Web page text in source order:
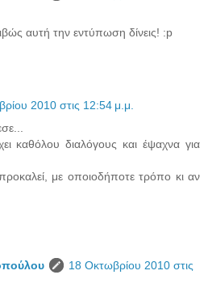
αυτή την εντύπωση δίνεις! :p
2010 στις 12:54 μ.μ.
καθόλου διαλόγους και έψαχνα για
με οποιοδήποτε τρόπο κι αν
18 Οκτωβρίου 2010 στις